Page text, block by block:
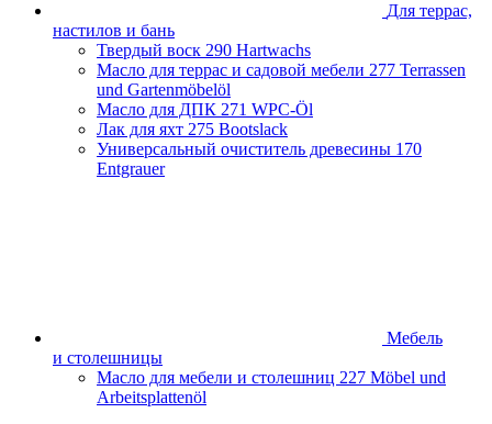
Для террас,
настилов и бань
Твердый воск 290 Hartwachs
Масло для террас и садовой мебели 277 Terrassen
und Gartenmöbelöl
Масло для ДПК 271 WPC-Öl
Лак для яхт 275 Bootslack
Универсальный очиститель древесины 170
Entgrauer
Мебель
и столешницы
Масло для мебели и столешниц 227 Möbel und
Arbeitsplattenöl